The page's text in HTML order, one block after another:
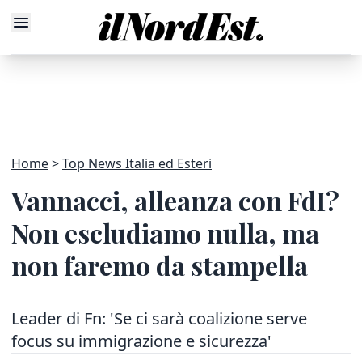
Home Top News Italia ed Esteri
Vannacci, alleanza con FdI?
Non escludiamo nulla, ma
non faremo da stampella
Leader di Fn: 'Se ci sarà coalizione serve
focus su immigrazione e sicurezza'